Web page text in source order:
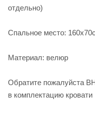
отдельно)
Спальное место:
Материал: велюр
Обратите пожалуйста
в комплектацию кровати